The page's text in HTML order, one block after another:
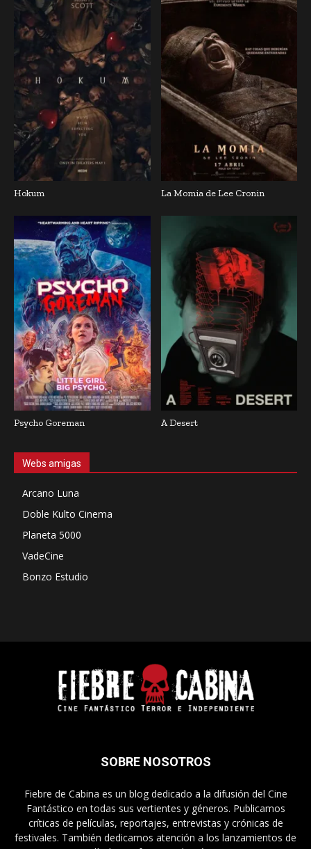
Hokum La Momia de Lee Cronin
Psycho Goreman A Desert
Webs amigas
Arcano Luna
Doble Kulto Cinema
Planeta 5000
VadeCine
Bonzo Estudio
SOBRE NOSOTROS
Fiebre de Cabina es un blog dedicado a la difusión del Cine
Fantástico en todas sus vertientes y géneros. Publicamos
críticas de películas, reportajes, entrevistas y crónicas de
festivales. También dedicamos atención a los lanzamientos de